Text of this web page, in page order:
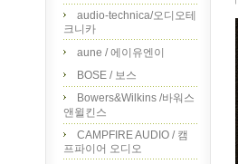
audio-technica/오디오테
크니카
aune / 에이유엔이
BOSE / 보스
Bowers&Wilkins /바워스
앤윌킨스
CAMPFIRE AUDIO / 캠
프파이어 오디오